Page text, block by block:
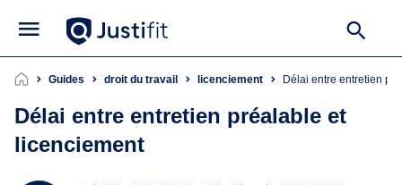
Guides droit du travail licenciement Délai entre entretien
Délai entre entretien préalable et
licenciement